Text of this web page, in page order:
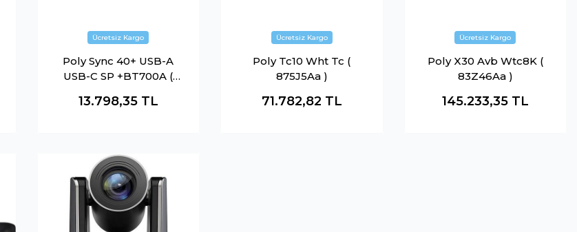
Poly Sync 40+ USB-A
USB-C SP +BT700A (
13.798,35 TL
Poly Tc10 Wht Tc (
875J5Aa )
71.782,82 TL
Poly X30 Avb Wtc8K (
83Z46Aa )
145.233,35 TL